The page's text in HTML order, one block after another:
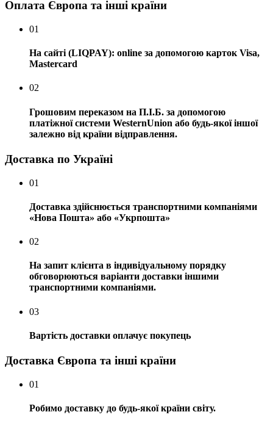
Оплата Європа та інші країни
01
На сайті (LIQPAY): online за допомогою карток Visa,
Mastercard
02
Грошовим переказом на П.І.Б. за допомогою
платіжної системи WesternUnion або будь-якої іншої
залежно від країни відправлення.
Доставка по Україні
01
Доставка здійснюється транспортними компаніями
«Нова Пошта» або «Укрпошта»
02
На запит клієнта в індивідуальному порядку
обговорюються варіанти доставки іншими
транспортними компаніями.
03
Вартість доставки оплачує покупець
Доставка Європа та інші країни
01
Робимо доставку до будь-якої країни світу.